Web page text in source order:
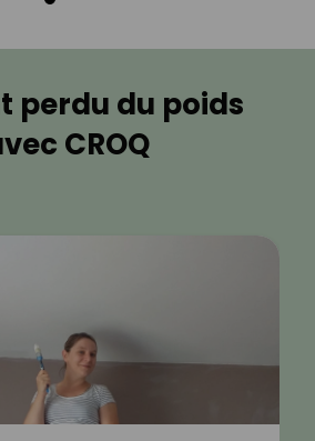
perdu du poids
CROQ